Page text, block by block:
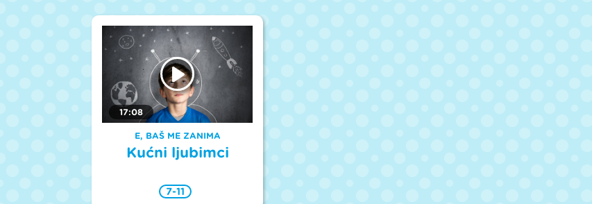
17:08
E, BAŠ ME ZANIMA
Kućni ljubimci
7-11